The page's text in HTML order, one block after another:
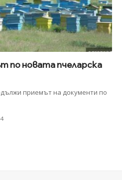
по новата пчеларска
приемът на документи по